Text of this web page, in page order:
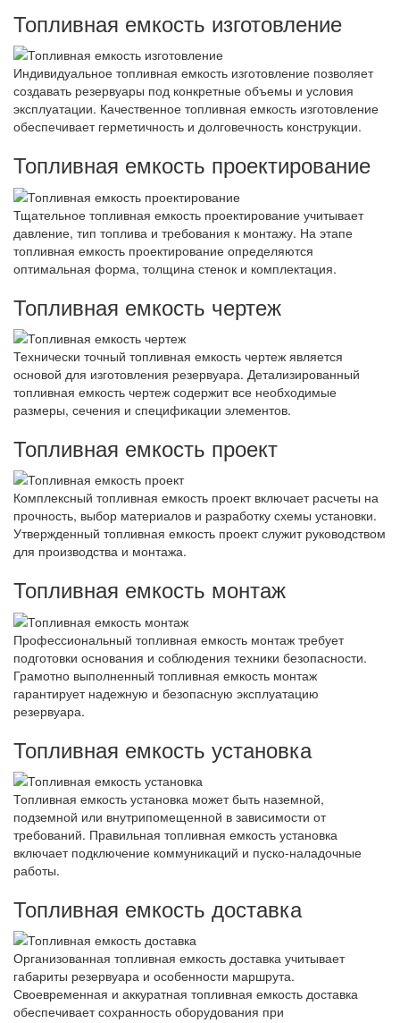
Топливная емкость изготовление
Индивидуальное топливная емкость изготовление позволяет
создавать резервуары под конкретные объемы и условия
эксплуатации. Качественное топливная емкость изготовление
обеспечивает герметичность и долговечность конструкции.
Топливная емкость проектирование
Тщательное топливная емкость проектирование учитывает
давление, тип топлива и требования к монтажу. На этапе
топливная емкость проектирование определяются
оптимальная форма, толщина стенок и комплектация.
Топливная емкость чертеж
Технически точный топливная емкость чертеж является
основой для изготовления резервуара. Детализированный
топливная емкость чертеж содержит все необходимые
размеры, сечения и спецификации элементов.
Топливная емкость проект
Комплексный топливная емкость проект включает расчеты на
прочность, выбор материалов и разработку схемы установки.
Утвержденный топливная емкость проект служит руководством
для производства и монтажа.
Топливная емкость монтаж
Профессиональный топливная емкость монтаж требует
подготовки основания и соблюдения техники безопасности.
Грамотно выполненный топливная емкость монтаж
гарантирует надежную и безопасную эксплуатацию
резервуара.
Топливная емкость установка
Топливная емкость установка может быть наземной,
подземной или внутрипомещенной в зависимости от
требований. Правильная топливная емкость установка
включает подключение коммуникаций и пуско-наладочные
работы.
Топливная емкость доставка
Организованная топливная емкость доставка учитывает
габариты резервуара и особенности маршрута.
Своевременная и аккуратная топливная емкость доставка
обеспечивает сохранность оборудования при